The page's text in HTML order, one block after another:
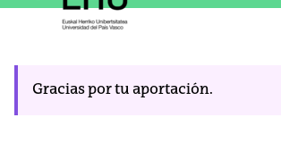
Gracias por tu aportación.